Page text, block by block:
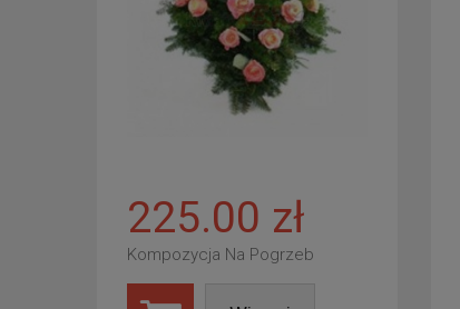
225.00 zł
Kompozycja Na Pogrzeb